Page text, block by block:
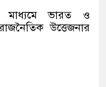
মাধ্যমে ভারত ও
উত্তেজনার